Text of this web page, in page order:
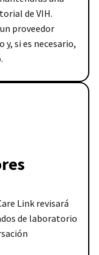
de VIH.
proveedor
y, si es necesario,
Link revisará
de laboratorio